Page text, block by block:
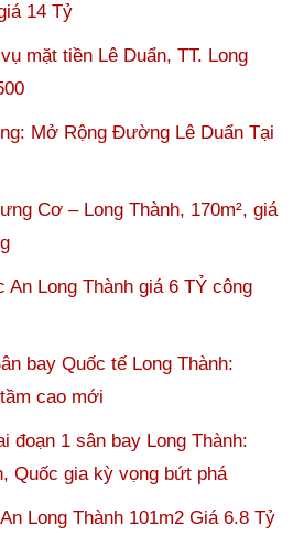
14 Tỷ
mặt tiền Lê Duẩn, TT. Long
Mở Rộng Đường Lê Duẩn Tại
Cơ – Long Thành, 170m², giá
An Long Thành giá 6 TỶ công
bay Quốc tế Long Thành:
cao mới
đoạn 1 sân bay Long Thành:
Quốc gia kỳ vọng bứt phá
Long Thành 101m2 Giá 6.8 Tỷ